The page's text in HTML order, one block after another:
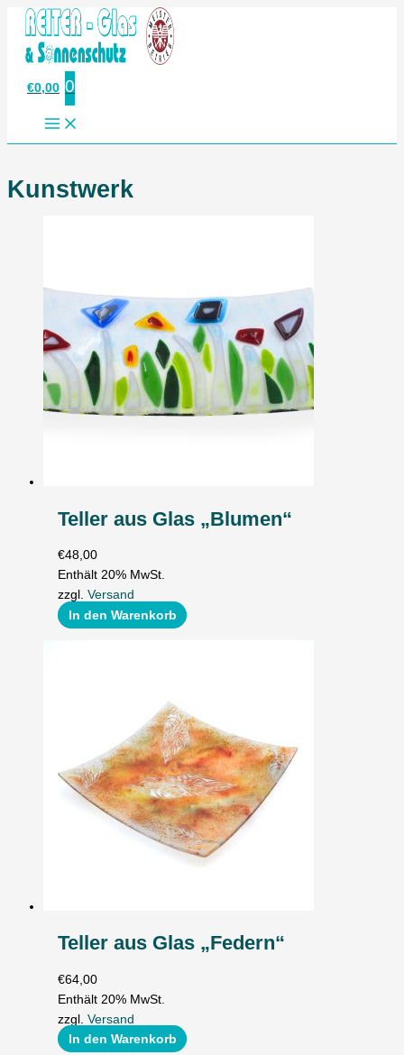
Zum
Inhalt
springen
€0,00 0
Kunstwerk
Teller aus Glas „Blumen“
€48,00
Enthält 20% MwSt.
zzgl.Versand
In den Warenkorb
Teller aus Glas „Federn“
€64,00
Enthält 20% MwSt.
zzgl.Versand
In den Warenkorb